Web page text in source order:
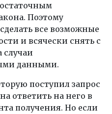
Поэтому
все возможные
и всячески снять с
случаи
данными.
поступил запрос
ответить на него в
получения. Но если